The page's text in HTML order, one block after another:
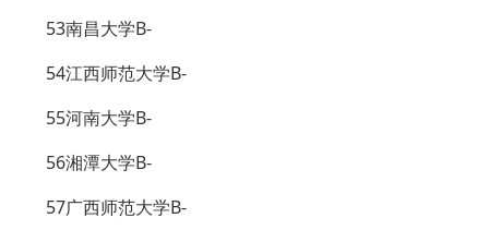
53南昌大学B-
54江西师范大学B-
55河南大学B-
56湘潭大学B-
57广西师范大学B-